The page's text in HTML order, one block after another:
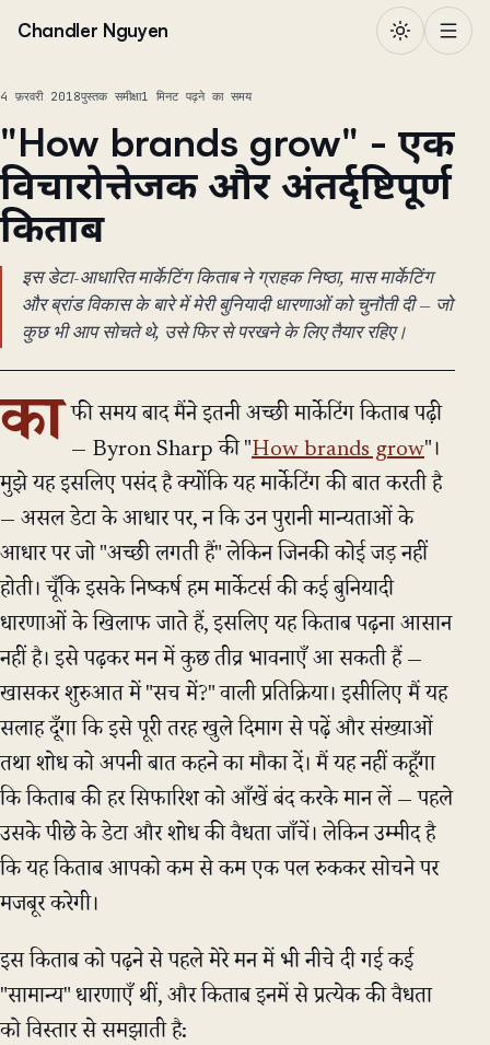
Chandler Nguyen
4 फ़रवरी 2018पुस्तक समीक्षा1 मिनट पढ़ने का समय
"How brands grow" - एक
विचारोत्तेजक और अंतर्दृष्टिपूर्ण
किताब
इस डेटा-आधारित मार्केटिंग किताब ने ग्राहक निष्ठा, मास मार्केटिंग
और ब्रांड विकास के बारे में मेरी बुनियादी धारणाओं को चुनौती दी — जो
कुछ भी आप सोचते थे, उसे फिर से परखने के लिए तैयार रहिए।
का फी समय बाद मैंने इतनी अच्छी मार्केटिंग किताब पढ़ी
— Byron Sharp की "How brands grow"।
मुझे यह इसलिए पसंद है क्योंकि यह मार्केटिंग की बात करती है
— असल डेटा के आधार पर, न कि उन पुरानी मान्यताओं के
आधार पर जो "अच्छी लगती हैं" लेकिन जिनकी कोई जड़ नहीं
होती। चूँकि इसके निष्कर्ष हम मार्केटर्स की कई बुनियादी
धारणाओं के खिलाफ जाते हैं, इसलिए यह किताब पढ़ना आसान
नहीं है। इसे पढ़कर मन में कुछ तीव्र भावनाएँ आ सकती हैं —
खासकर शुरुआत में "सच में?" वाली प्रतिक्रिया। इसीलिए मैं यह
सलाह दूँगा कि इसे पूरी तरह खुले दिमाग से पढ़ें और संख्याओं
तथा शोध को अपनी बात कहने का मौका दें। मैं यह नहीं कहूँगा
कि किताब की हर सिफारिश को आँखें बंद करके मान लें — पहले
उसके पीछे के डेटा और शोध की वैधता जाँचें। लेकिन उम्मीद है
कि यह किताब आपको कम से कम एक पल रुककर सोचने पर
मजबूर करेगी।
इस किताब को पढ़ने से पहले मेरे मन में भी नीचे दी गई कई
"सामान्य" धारणाएँ थीं, और किताब इनमें से प्रत्येक की वैधता
को विस्तार से समझाती है: